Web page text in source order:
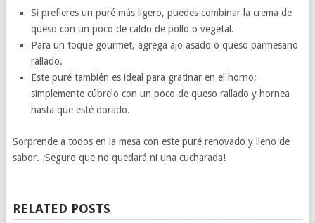
Si prefieres un puré más ligero, puedes combinar la crema de
queso con un poco de caldo de pollo o vegetal.
Para un toque gourmet, agrega ajo asado o queso parmesano
rallado.
Este puré también es ideal para gratinar en el horno;
simplemente cúbrelo con un poco de queso rallado y hornea
hasta que esté dorado.
Sorprende a todos en la mesa con este puré renovado y lleno de
sabor. ¡Seguro que no quedará ni una cucharada!
RELATED POSTS